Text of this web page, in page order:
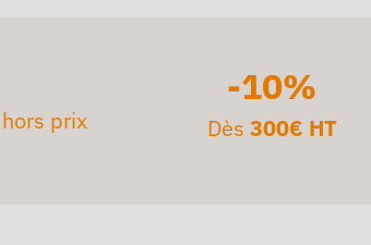
prix
-10%
Dès 300€ HT